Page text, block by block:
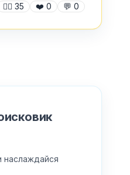
🙍‍♂️ 35 ❤️ 0 💬 0
наслаждайся